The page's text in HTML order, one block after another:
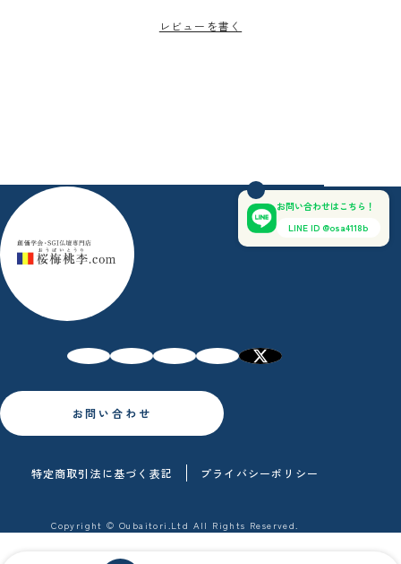
レビューを書く
お問い合わせはこちら！
LINE ID @osa4118b
Copyright © Oubaitori.Ltd All Rights Reserved.
お問い合わせ
特定商取引法に基づく表記 プライバシーポリシー